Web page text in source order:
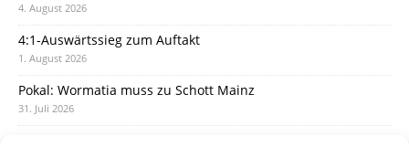
4. August 2026
4:1-Auswärtssieg zum Auftakt
1. August 2026
Pokal: Wormatia muss zu Schott Mainz
31. Juli 2026